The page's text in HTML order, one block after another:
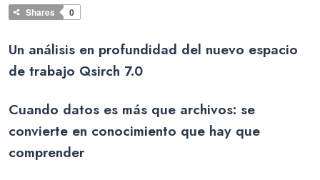
Shares
0
Un análisis en profundidad del nuevo espacio
de trabajo Qsirch 7.0
Cuando datos es más que archivos: se
convierte en conocimiento que hay que
comprender